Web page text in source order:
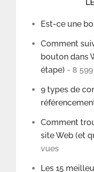
Est-ce une
Comment
bouton dans
étape) - 8
9 types de
Comment
site Web (et
vues
Les 15